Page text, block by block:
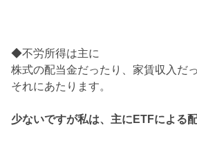
◆不労所得は主に
株式の配当金だったり、家賃収入だ
それにあたります。
少ないですが私は、主にETFによる